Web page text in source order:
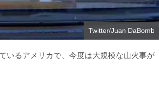
Twitter/Juan DaBomb
いるアメリカで、今度は大規模な山火事が